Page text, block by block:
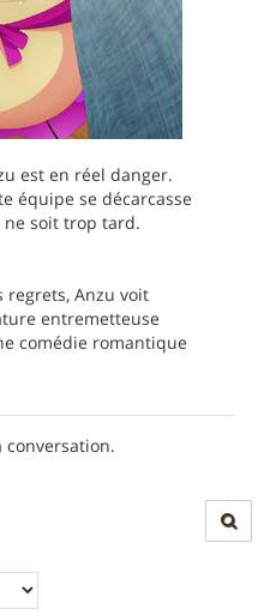
est en réel danger.
équipe se décarcasse
soit trop tard.
regrets, Anzu voit
entremetteuse
comédie romantique